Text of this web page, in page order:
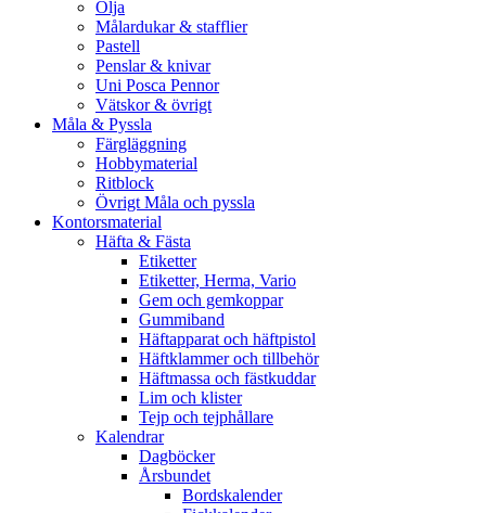
Olja
Målardukar & stafflier
Pastell
Penslar & knivar
Uni Posca Pennor
Vätskor & övrigt
Måla & Pyssla
Färgläggning
Hobbymaterial
Ritblock
Övrigt Måla och pyssla
Kontorsmaterial
Häfta & Fästa
Etiketter
Etiketter, Herma, Vario
Gem och gemkoppar
Gummiband
Häftapparat och häftpistol
Häftklammer och tillbehör
Häftmassa och fästkuddar
Lim och klister
Tejp och tejphållare
Kalendrar
Dagböcker
Årsbundet
Bordskalender